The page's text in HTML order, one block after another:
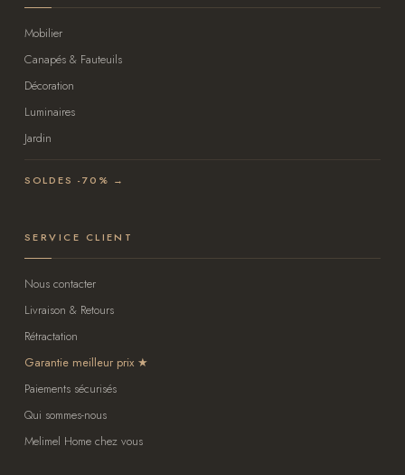
Mobilier
Canapés & Fauteuils
Décoration
Luminaires
Jardin
SOLDES -70% →
SERVICE CLIENT
Nous contacter
Livraison & Retours
Rétractation
Garantie meilleur prix
Paiements sécurisés
Qui sommes-nous
Melimel Home chez vous